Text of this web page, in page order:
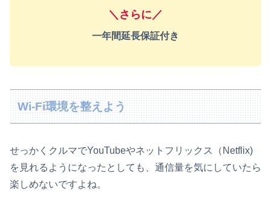
＼さらに／
一年間延長保証付き
Wi-Fi環境を整えよう
せっかくクルマでYouTubeやネットフリックス（Netflix)
を見れるようになったとしても、通信量を気にしていたら
楽しめないですよね。